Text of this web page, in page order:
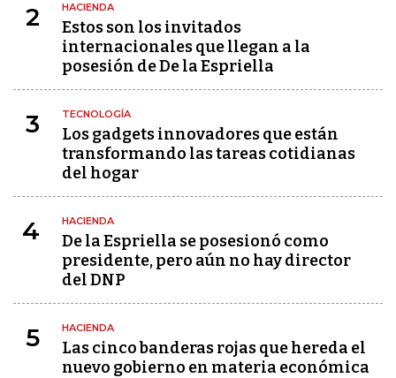
2 HACIENDA
Estos son los invitados
internacionales que llegan a la
posesión de De la Espriella
3 TECNOLOGÍA
Los gadgets innovadores que están
transformando las tareas cotidianas
del hogar
4 HACIENDA
De la Espriella se posesionó como
presidente, pero aún no hay director
del DNP
5 HACIENDA
Las cinco banderas rojas que hereda el
nuevo gobierno en materia económica